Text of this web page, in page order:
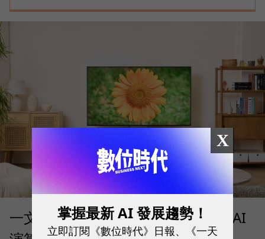
一文看懂 AI 電視可以幹嘛？不只有 AI
X
掌握最新 AI 發展趨勢！
立即訂閱《數位時代》日報、《一天